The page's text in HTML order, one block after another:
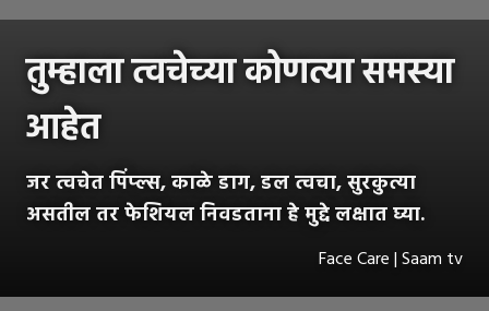
तुम्हाला त्वचेच्या कोणत्या समस्या
आहेत
जर त्वचेत पिंप्ल्स, काळे डाग, डल त्वचा, सुरकुत्या
असतील तर फेशियल निवडताना हे मुद्दे लक्षात घ्या.
Face Care | Saam tv